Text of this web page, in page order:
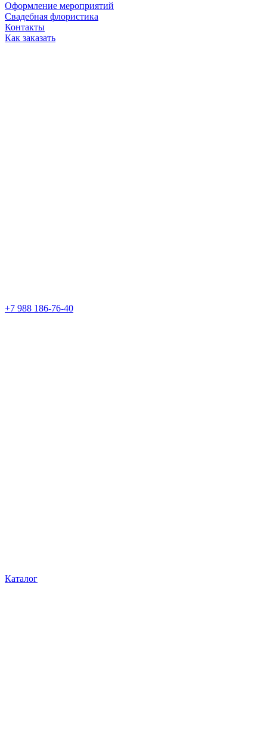
Оформление мероприятий
Свадебная флористика
Контакты
Как заказать
+7 988 186-76-40
Каталог